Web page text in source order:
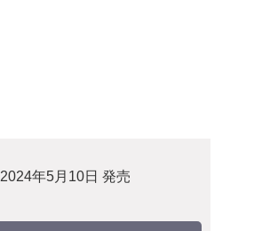
2024年5月10日 発売